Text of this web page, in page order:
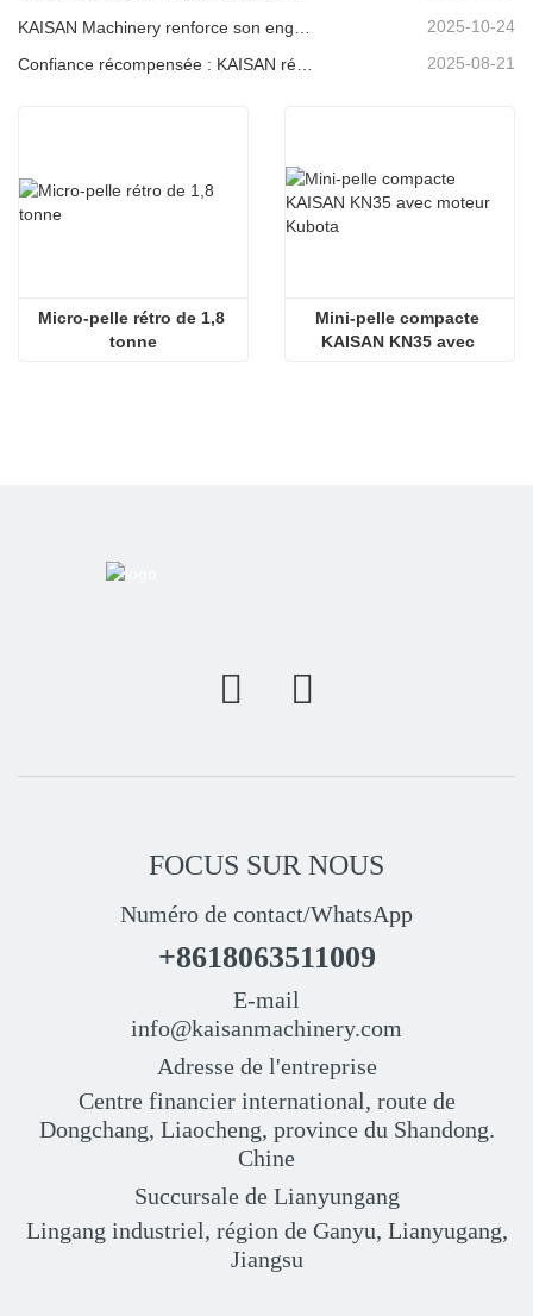
2025-10-24
Confiance récompensée : KAISAN réitère sa commande de 20 excavatrices auprès d'un partenaire portugais de longue date 2025-08-21
Micro-pelle rétro de 1,8
tonne
Mini-pelle compacte
KAISAN KN35 avec
FOCUS SUR NOUS
Numéro de contact/WhatsApp
+8618063511009
E-mail
info@kaisanmachinery.com
Adresse de l'entreprise
Centre financier international, route de
Dongchang, Liaocheng, province du Shandong.
Chine
Succursale de Lianyungang
Lingang industriel, région de Ganyu, Lianyugang,
Jiangsu